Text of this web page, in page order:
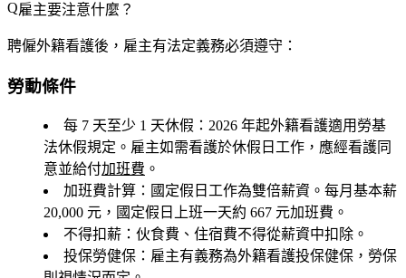
雇主要注意什麼？
聘僱外籍看護後，雇主有法定義務必須遵守：
勞動條件
每 7 天至少 1 天休假 ：2026 年起外籍看護適用勞基
法休假規定。雇主如需看護於休假日工作，應經看護同
意並給付加班費 。
加班費計算 ：國定假日工作為雙倍薪資。每月基本薪
20,000 元，國定假日上班一天約 667 元加班費。
不得扣薪 ：伙食費、住宿費不得從薪資中扣除。
投保勞健保 ：雇主有義務為外籍看護投保健保，勞保